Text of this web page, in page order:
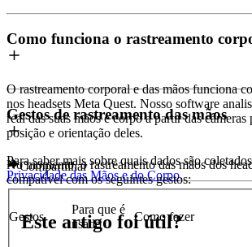
Como funciona o rastreamento
O rastreamento corporal e das mãos funciona
nos headsets Meta Quest. Nosso software
real das suas mãos e corpo a partir das câmeras
posição e orientação deles.
Para saber mais sobre quais dados são
Privacidade das Mãos e do Corpo.
Gestos de rastreamento das mãos
No momento, o rastreamento das mãos dos
compatível com os seguintes gestos:
Gestos
Para que é
usado
Como fazer
Compartilhar
Este artigo foi útil?